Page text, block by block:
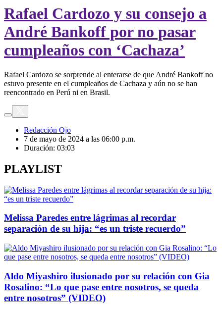
minutes,
3
seconds
Rafael Cardozo y su consejo a
André Bankoff por no pasar
cumpleaños con ‘Cachaza’
Rafael Cardozo se sorprende al enterarse de que André Bankoff no
estuvo presente en el cumpleaños de Cachaza y aún no se han
reencontrado en Perú ni en Brasil.
Redacción Ojo
7 de mayo de 2024 a las 06:00 p.m.
Duración: 03:03
PLAYLIST
Melissa Paredes entre lágrimas al recordar
separación de su hija: “es un triste recuerdo”
Aldo Miyashiro ilusionado por su relación con Gia
Rosalino: “Lo que pase entre nosotros, se queda
entre nosotros” (VIDEO)